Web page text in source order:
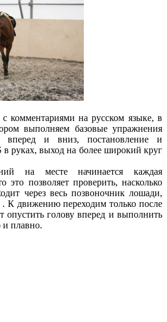
комментариями на русском языке, в
выполняем базовые упражнения
вперед и вниз, постановление и
в руках, выход на более широкий круг
на месте начинается каждая
это позволяет проверить, насколько
через весь позвоночник лошади,
. К движению переходим только после
опустить голову вперед и выполнить
и плавно.